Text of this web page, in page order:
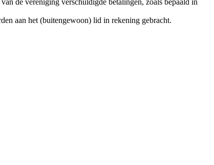
aan het (buitengewoon) lid in rekening gebracht.